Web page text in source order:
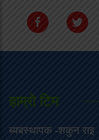
हाम्राे टिम
ब्यबस्थापक -शकुन राइ